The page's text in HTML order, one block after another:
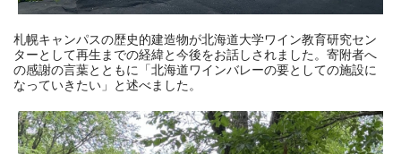
札幌キャンパスの歴史的建造物が北海道大学ワイン教育研究セン
ターとして再生までの経緯と今後をお話しされました。寄附者へ
の感謝の言葉とともに「北海道ワインバレーの要としての施設に
なっていきたい」と述べました。